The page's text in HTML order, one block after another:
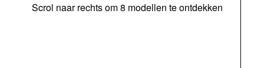
Scrol naar rechts om 8 modellen te ontdekken